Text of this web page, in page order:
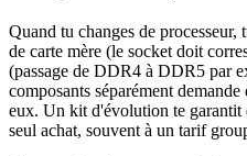
Quand tu changes de
de carte mère (le socket doit
(passage de DDR4 à DDR5 par
composants séparément
eux. Un kit d'évolution te garantit
seul achat, souvent à un tarif